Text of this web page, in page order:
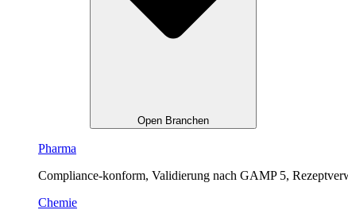
Open Branchen
Pharma
Compliance-konform, Validierung nach GAMP 5,
Chemie